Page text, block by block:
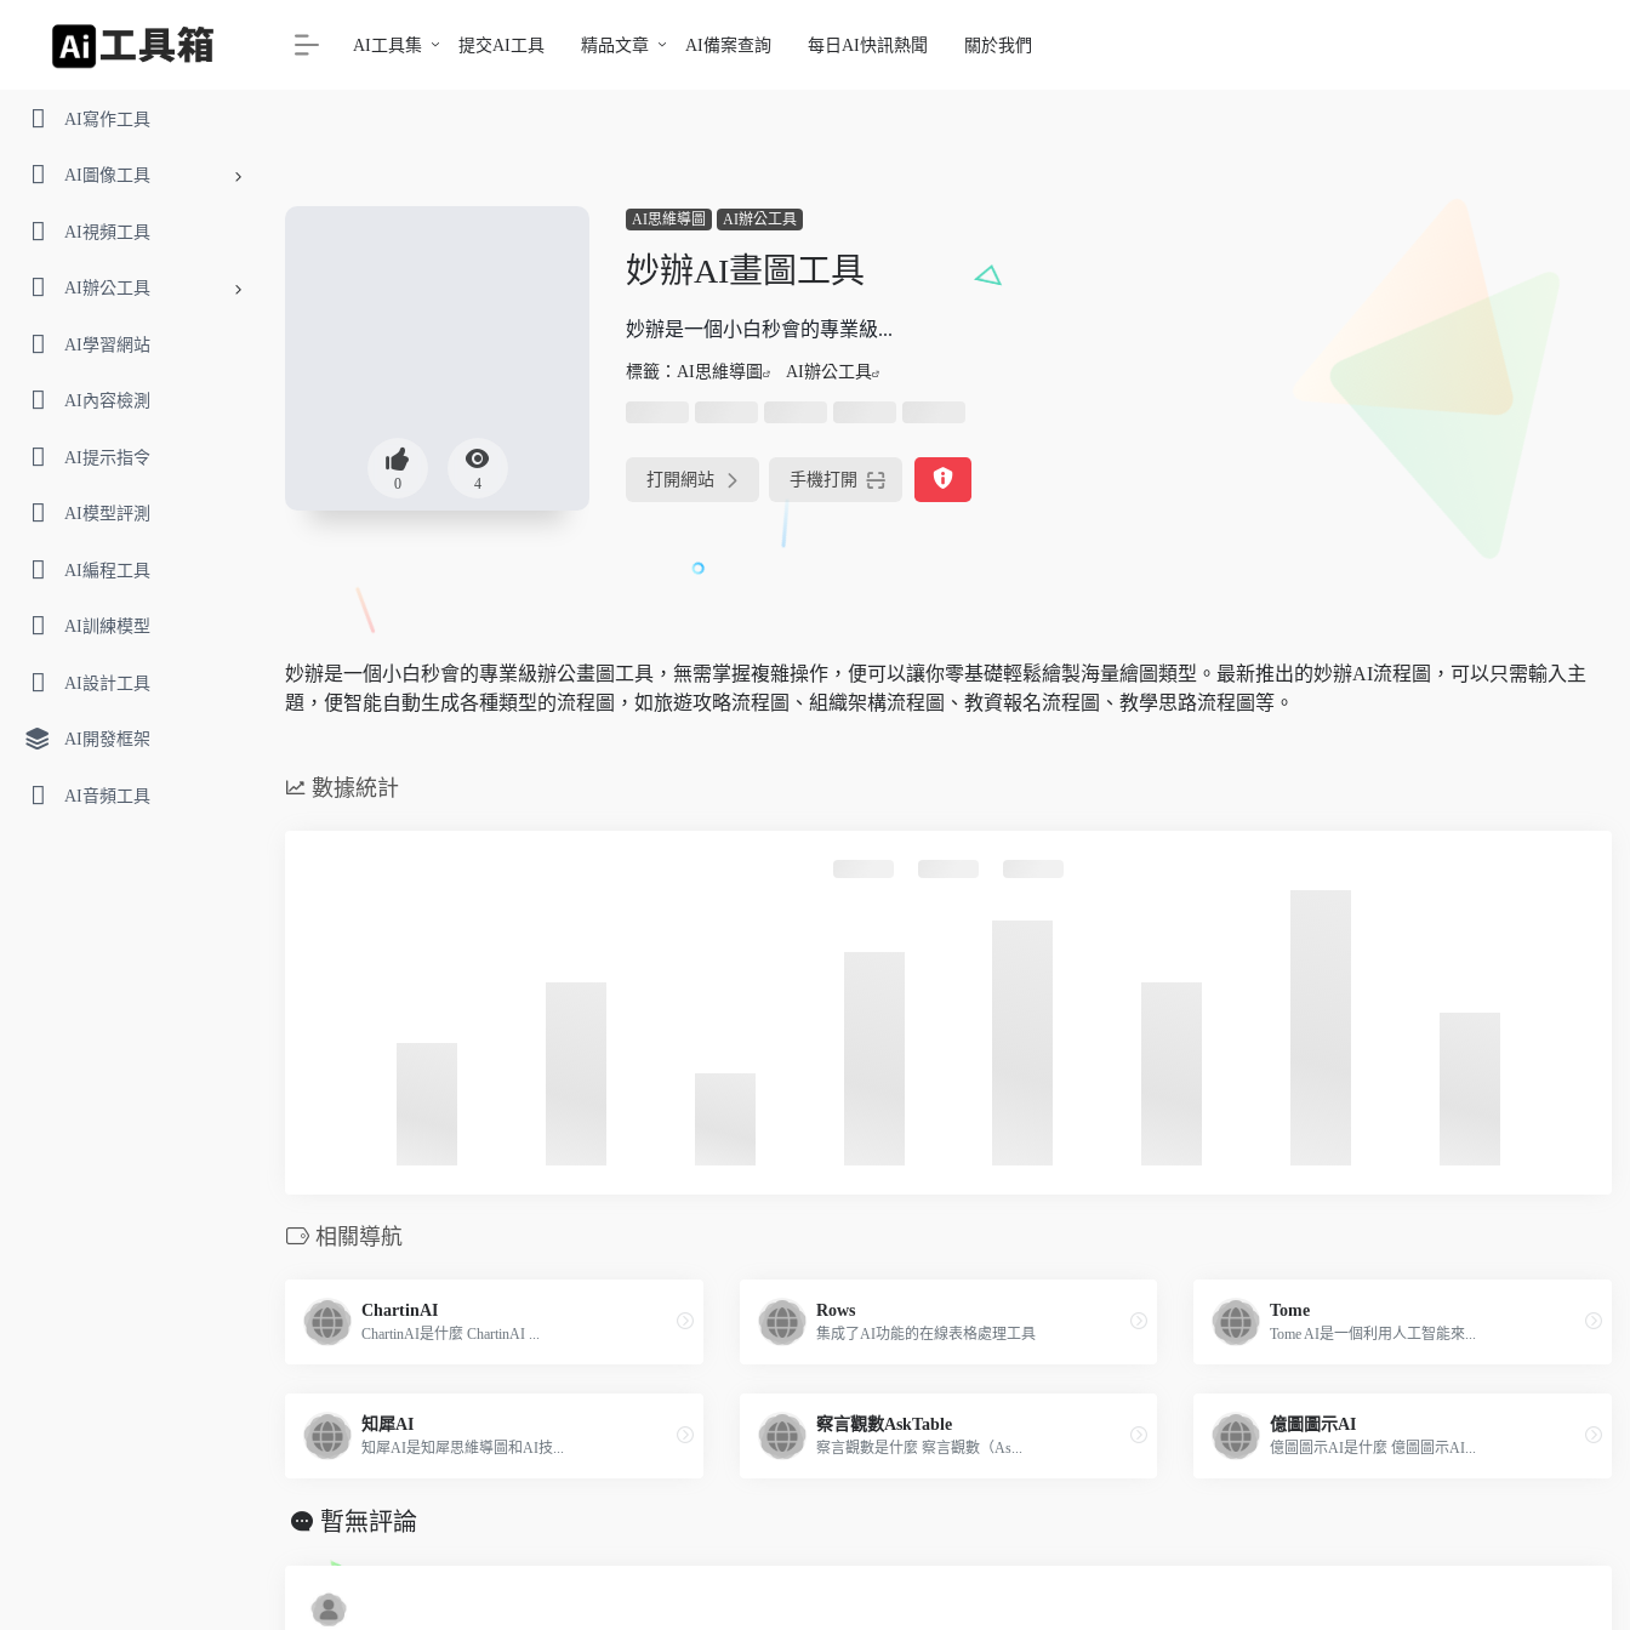
AI寫作工具
AI圖像工具
AI視頻工具
AI辦公工具
AI學習網站
AI內容檢測
AI提示指令
AI模型評測
AI編程工具
AI訓練模型
AI設計工具
AI開發框架
AI音頻工具
AI工具集 提交AI工具 精品文章 AI備案查詢 每日AI快訊熱聞 關於我們
0 4
AI思維導圖 AI辦公工具
妙辦AI畫圖工具
妙辦是一個小白秒會的專業級...
標籤： AI思維導圖 AI辦公工具
打開網站 手機打開
妙辦是一個小白秒會的專業級辦公畫圖工具，無需掌握複雜操作，便可以讓你零基礎輕鬆繪製海量繪圖類型。最新推出的妙辦AI流程圖，可以只需輸入主
題，便智能自動生成各種類型的流程圖，如旅遊攻略流程圖、組織架構流程圖、教資報名流程圖、教學思路流程圖等。
數據統計
相關導航
ChartinAI
ChartinAI是什麼 ChartinAI ...
Rows
集成了AI功能的在線表格處理工具
Tome
Tome AI是一個利用人工智能來...
知犀AI
知犀AI是知犀思維導圖和AI技...
察言觀數AskTable
察言觀數是什麼 察言觀數（As...
億圖圖示AI
億圖圖示AI是什麼 億圖圖示AI...
暫無評論